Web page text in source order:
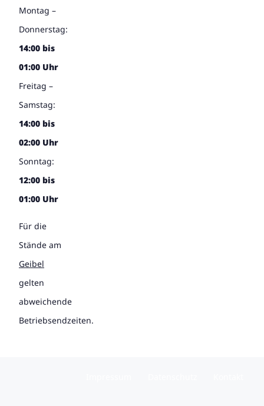
Montag –
Donnerstag:
14:00 bis
01:00 Uhr
Freitag –
Samstag:
14:00 bis
02:00 Uhr
Sonntag:
12:00 bis
01:00 Uhr
Für die
Stände am
Geibel
gelten
abweichende
Betriebsendzeiten.